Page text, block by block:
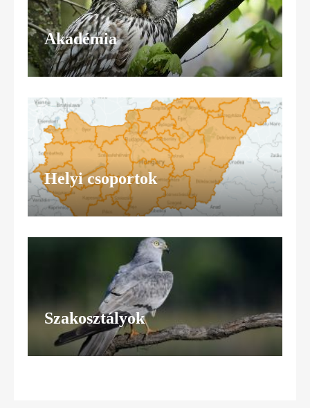
Akadémia
Helyi csoportok
Szakosztályok